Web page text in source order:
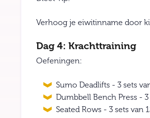
Verhoog je eiwitinname door
Dag 4: Krachttraining
Oefeningen:
Sumo Deadlifts - 3 sets
Dumbbell Bench Press -
Seated Rows - 3 sets van